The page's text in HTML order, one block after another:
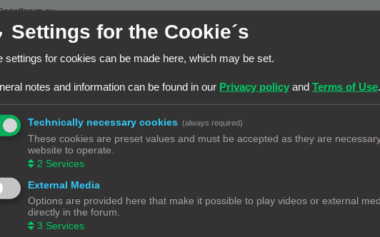
zonder dat er persoonsgegevens moeten worden verstrekt. Wanneer de gebruiker toch om
bij de dienstverlening van en door 3Dprintforum.eu op basis van de contractuele relatie
verlenen en u hiervoor te contacteren. De informatie over u wordt u op verzoek meegedeeld.
link. Bent u het niet eens met de manier waarop 3DPrintforum.eu uw gegevens verwerkt,
1000 Brussel). Meer informatie over de manier waarop 3DPrintforum.eu omgaat met uw
van de website verklaart u zich uitdrukkelijk akkoord met de volgende algemene
met de grootste zorg samengesteld. Uiteraard is deze informatie richtinggevend en door de
contact link. Gelet op onze middelenverbintenis, wijzen we elke aansprakelijkheid af voor
Settings for the Cookie´s
settings for cookies can be made here, which may be set.
notes and information can be found in our Privacy policy and Terms of Use.
Technically necessary cookies (always required)
These cookies are preset values and must be accepted as they are
website to operate.
2 Services
External Media
Options are provided here that make it possible to play videos or external
directly in the forum.
3 Services